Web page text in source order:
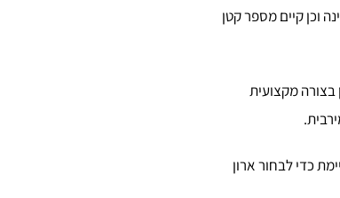
וכן קיים מספר קטן
בצורה מקצועית
כדי לבחור ארון